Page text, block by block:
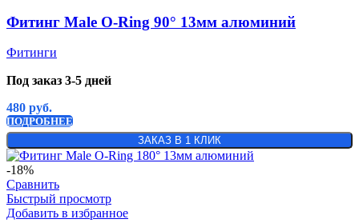
Фитинг Male O-Ring 90° 13мм алюминий
Фитинги
Под заказ 3-5 дней
480 руб.
ПОДРОБНЕЕ
ЗАКАЗ В 1 КЛИК
-18%
Сравнить
Быстрый просмотр
Добавить в избранное